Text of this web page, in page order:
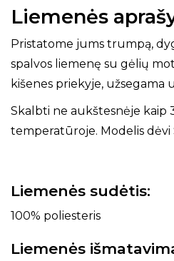
Liemenės
Pristatome jums trumpą,
spalvos liemenę su gėlių
kišenes priekyje,
Skalbti ne aukštesnėje kaip
temperatūroje. Modelis dėvi
Liemenės sudėtis:
100% poliesteris
Liemenės